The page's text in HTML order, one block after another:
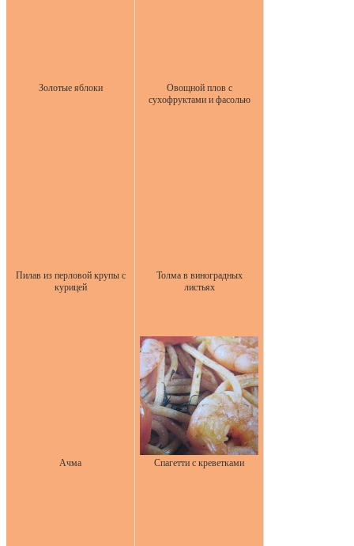
Золотые яблоки
Овощной плов с
сухофруктами и фасолью
Пилав из перловой крупы с
курицей
Толма в виноградных
листьях
Ачма Спагетти с креветками